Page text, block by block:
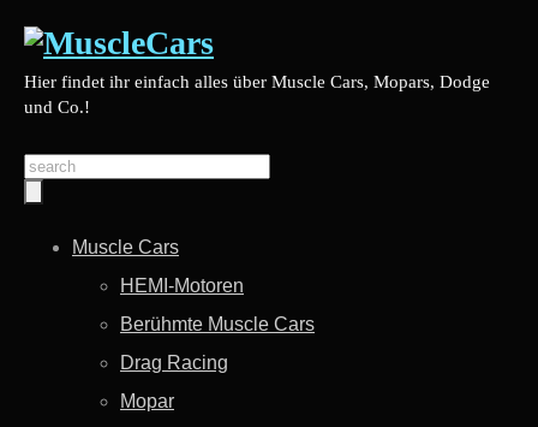
Hier findet ihr einfach alles über Muscle Cars, Mopars, Dodge
und Co.!
Muscle Cars
HEMI-Motoren
Berühmte Muscle Cars
Drag Racing
Mopar